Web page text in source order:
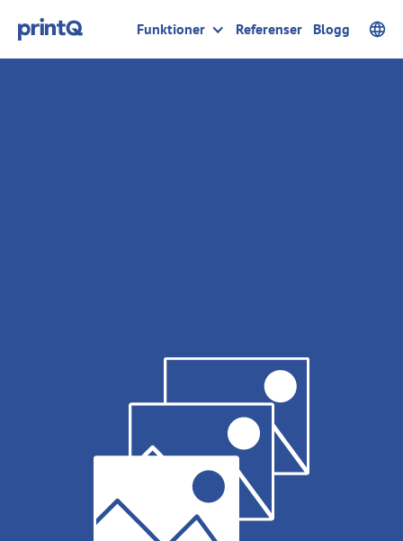
Funktioner Referenser Blogg